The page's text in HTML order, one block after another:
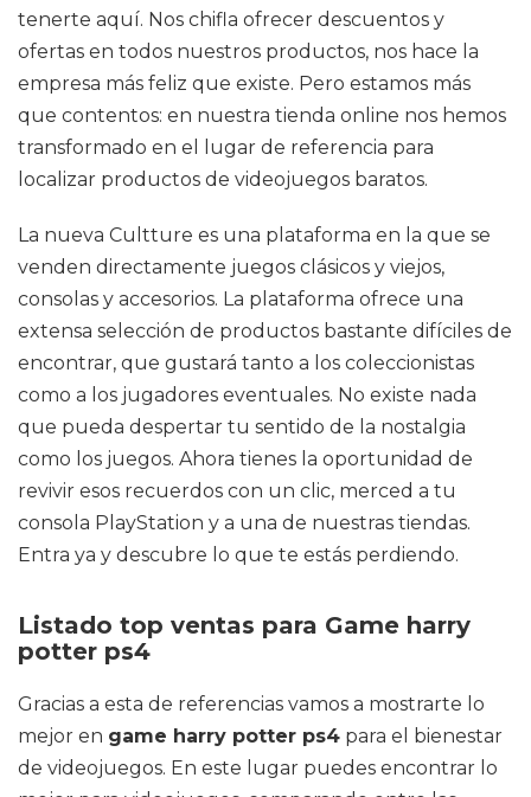
tenerte aquí. Nos chifla ofrecer descuentos y
ofertas en todos nuestros productos, nos hace la
empresa más feliz que existe. Pero estamos más
que contentos: en nuestra tienda online nos hemos
transformado en el lugar de referencia para
localizar productos de videojuegos baratos.
La nueva Cultture es una plataforma en la que se
venden directamente juegos clásicos y viejos,
consolas y accesorios. La plataforma ofrece una
extensa selección de productos bastante difíciles de
encontrar, que gustará tanto a los coleccionistas
como a los jugadores eventuales. No existe nada
que pueda despertar tu sentido de la nostalgia
como los juegos. Ahora tienes la oportunidad de
revivir esos recuerdos con un clic, merced a tu
consola PlayStation y a una de nuestras tiendas.
Entra ya y descubre lo que te estás perdiendo.
Listado top ventas para Game harry
potter ps4
Gracias a esta de referencias vamos a mostrarte lo
mejor en game harry potter ps4 para el bienestar
de videojuegos. En este lugar puedes encontrar lo